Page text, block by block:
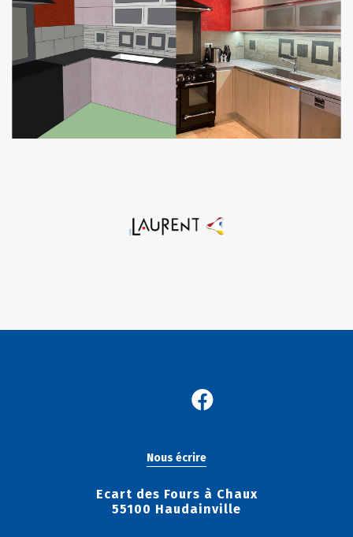
Nous écrire
Ecart des Fours à Chaux
55100 Haudainville